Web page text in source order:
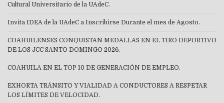
Cultural Universitario de la UAdeC.
Invita IDEA de la UAdeC a Inscribirse Durante el mes de Agosto.
COAHUILENSES CONQUISTAN MEDALLAS EN EL TIRO DEPORTIVO
DE LOS JCC SANTO DOMINGO 2026.
COAHUILA EN EL TOP 10 DE GENERACIÓN DE EMPLEO.
EXHORTA TRÁNSITO Y VIALIDAD A CONDUCTORES A RESPETAR
LOS LÍMITES DE VELOCIDAD.